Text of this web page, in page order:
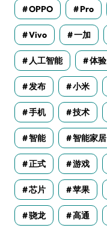
OPPO Pro
Vivo 一加
人工智能 体验
发布 小米
手机 技术
智能 智能家居
正式 游戏
芯片 苹果
骁龙 高通